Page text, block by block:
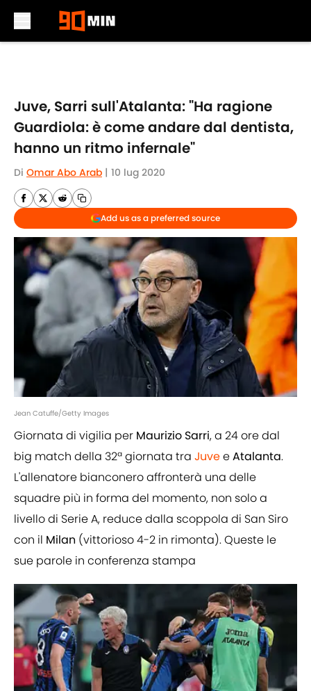
Juve, Sarri sull'Atalanta: "Ha ragione
Guardiola: è come andare dal dentista,
hanno un ritmo infernale"
Di Omar Abo Arab | 10 lug 2020
Add us as a preferred source
Jean Catuffe/Getty Images
Giornata di vigilia per Maurizio Sarri, a 24 ore dal
big match della 32ª giornata tra JuveeAtalanta.
L'allenatore bianconero affronterà una delle
squadre più in forma del momento, non solo a
livello di Serie A, reduce dalla scoppola di San Siro
con il Milan (vittorioso 4-2 in rimonta). Queste le
sue parole in conferenza stampa